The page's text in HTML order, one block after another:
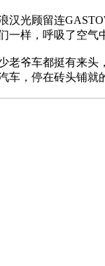
汉光顾留连
一样，呼吸了空气
老爷车都挺有来头
车，停在砖头铺就